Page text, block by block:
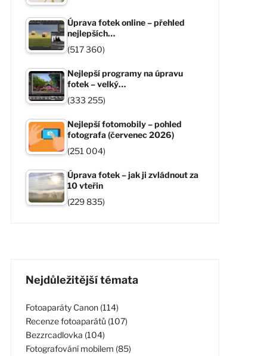
Úprava fotek online – přehled
nejlepších…
(517 360)
Nejlepší programy na úpravu
fotek – velký…
(333 255)
Nejlepší fotomobily – pohled
fotografa (červenec 2026)
(251 004)
Úprava fotek – jak ji zvládnout za
10 vteřin
(229 835)
Nejdůležitější témata
Fotoaparáty Canon (114)
Recenze fotoaparátů (107)
Bezzrcadlovka (104)
Fotografování mobilem (85)